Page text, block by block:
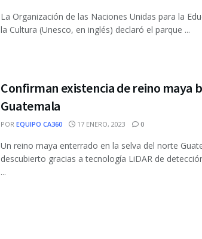
La Organización de las Naciones Unidas para la
la Cultura (Unesco, en inglés) declaró el parque ...
Confirman existencia de reino maya
Guatemala
POR EQUIPO CA360 17 ENERO, 2023 0
Un reino maya enterrado en la selva del norte
descubierto gracias a tecnología LiDAR de
...